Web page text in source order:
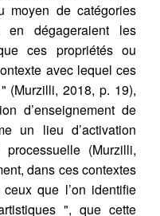
moyen de catégories
en dégageraient les
ces propriétés ou
avec lequel ces
(Murzilli, 2018, p. 19),
d’enseignement de
un lieu d’activation
(Murzilli,
dans ces contextes
que l’on identifie
", que cette